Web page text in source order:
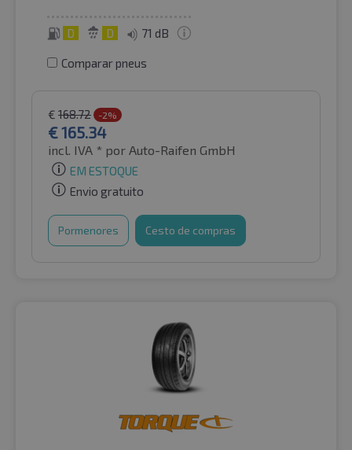
D D 71 dB
Comparar pneus
€ 168.72 -2%
€165.34
incl. IVA * por Auto-Raifen GmbH
EM ESTOQUE
Envio gratuito
Pormenores Cesto de compras